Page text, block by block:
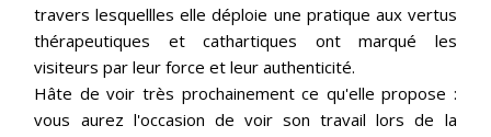
travers lesquellles elle déploie une pratique aux vertus
thérapeutiques et cathartiques ont marqué les
visiteurs par leur force et leur authenticité.
Hâte de voir très prochainement ce qu'elle propose :
vous aurez l'occasion de voir son travail lors de la